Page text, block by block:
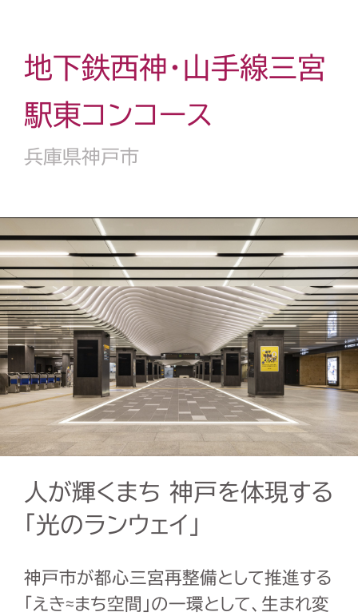
地下鉄西神・山手線三宮
駅東コンコース
兵庫県神戸市
人が輝くまち 神戸を体現する
「光のランウェイ」
神戸市が都心三宮再整備として推進する
「えき≈まち空間」の一環として、生まれ変